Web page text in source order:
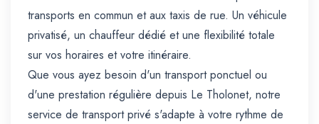
transports en commun et aux taxis de rue. Un véhicule
privatisé, un chauffeur dédié et une flexibilité totale
sur vos horaires et votre itinéraire.
Que vous ayez besoin d'un transport ponctuel ou
d'une prestation régulière depuis Le Tholonet, notre
service de transport privé s'adapte à votre rythme de